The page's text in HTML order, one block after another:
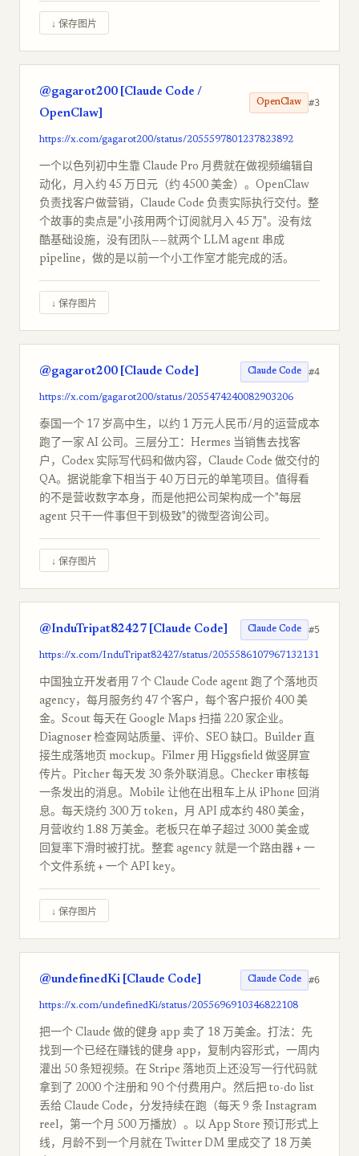
↓ 保存图片
@gagarot200 [Claude Code /
OpenClaw]
OpenClaw #3
https://x.com/gagarot200/status/2055597801237823892
一个以色列初中生靠 Claude Pro 月费就在做视频编辑自
动化，月入约 45 万日元（约 4500 美金）。OpenClaw
负责找客户做营销，Claude Code 负责实际执行交付。整
个故事的卖点是"小孩用两个订阅就月入 45 万"。没有炫
酷基础设施，没有团队——就两个 LLM agent 串成
pipeline，做的是以前一个小工作室才能完成的活。
↓ 保存图片
@gagarot200 [Claude Code] Claude Code #4
https://x.com/gagarot200/status/2055474240082903206
泰国一个 17 岁高中生，以约 1 万元人民币/月的运营成本
跑了一家 AI 公司。三层分工：Hermes 当销售去找客
户，Codex 实际写代码和做内容，Claude Code 做交付的
QA。据说能拿下相当于 40 万日元的单笔项目。值得看
的不是营收数字本身，而是他把公司架构成一个"每层
agent 只干一件事但干到极致"的微型咨询公司。
↓ 保存图片
@InduTripat82427 [Claude Code] Claude Code #5
https://x.com/InduTripat82427/status/2055586107967132131
中国独立开发者用 7 个 Claude Code agent 跑了个落地页
agency，每月服务约 47 个客户，每个客户报价 400 美
金。Scout 每天在 Google Maps 扫描 220 家企业。
Diagnoser 检查网站质量、评价、SEO 缺口。Builder 直
接生成落地页 mockup。Filmer 用 Higgsfield 做竖屏宣
传片。Pitcher 每天发 30 条外联消息。Checker 审核每
一条发出的消息。Mobile 让他在出租车上从 iPhone 回消
息。每天烧约 300 万 token，月 API 成本约 480 美金，
月营收约 1.88 万美金。老板只在单子超过 3000 美金或
回复率下滑时被打扰。整套 agency 就是一个路由器 + 一
个文件系统 + 一个 API key。
↓ 保存图片
@undefinedKi [Claude Code] Claude Code #6
https://x.com/undefinedKi/status/2055696910346822108
把一个 Claude 做的健身 app 卖了 18 万美金。打法：先
找到一个已经在赚钱的健身 app，复制内容形式，一周内
灌出 50 条短视频。在 Stripe 落地页上还没写一行代码就
拿到了 2000 个注册和 90 个付费用户。然后把 to-do list
丢给 Claude Code，分发持续在跑（每天 9 条 Instagram
reel，第一个月 500 万播放）。以 App Store 预订形式上
线，月龄不到一个月就在 Twitter DM 里成交了 18 万美